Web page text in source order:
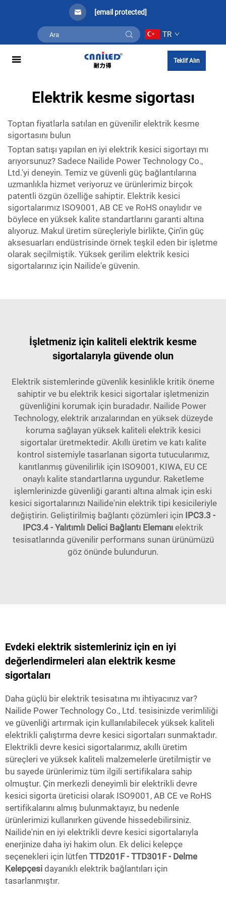
[email protected]
TR
Teklif Alın
Elektrik kesme sigortası
Toptan fiyatlarla satılan en güvenilir elektrik kesme
sigortasını bulun
Toptan satışı yapılan en iyi elektrik kesici sigortayı mı
arıyorsunuz? Sadece Nailide Power Technology Co.,
Ltd.'yi deneyin. Temiz ve güvenli güç bağlantılarına
uzmanlıkla hizmet veriyoruz ve ürünlerimiz birçok
patentli özgün özelliğe sahiptir. Elektrik kesici
sigortalarımız ISO9001, AB CE ve RoHS onaylıdır ve
böylece en yüksek kalite standartlarını garanti altına
alıyoruz. Makul üretim süreçleriyle birlikte, Çin'in güç
aksesuarları endüstrisinde örnek teşkil eden bir işletme
olarak seçilmiştik. Yüksek gerilim elektrik kesici
sigortalarınız için Nailide'e güvenin.
İşletmeniz için kaliteli elektrik kesme
sigortalarıyla güvende olun
Elektrik sistemlerinde güvenlik kesinlikle kritik öneme
sahiptir ve bu elektrik kesici sigortalar işletmenizin
güvenliğini korumak için buradadır. Nailide Power
Technology, elektrik arızalarından en yüksek düzeyde
koruma sağlayan yüksek kaliteli elektrik kesici
sigortalar üretmektedir. Akıllı üretim ve katı kalite
kontrol sistemiyle tasarlanan sigorta tutucularımız,
kanıtlanmış güvenilirlik için ISO9001, KIWA, EU CE
onaylı kalite standartlarına uygundur. Raketleme
işlemlerinizde güvenliği garanti altına almak için eski
kesici sigortalarınızı Nailide'nin elektrik tipi kesicileriyle
değiştirin. Geliştirilmiş bağlantı çözümleri için IPC3.3 -
IPC3.4 - Yalıtımlı Delici Bağlantı Elemanı elektrik
tesisatlarında güvenilir performans sunan ürünümüzü
göz önünde bulundurun.
Evdeki elektrik sistemleriniz için en iyi
değerlendirmeleri alan elektrik kesme
sigortaları
Daha güçlü bir elektrik tesisatına mı ihtiyacınız var?
Nailide Power Technology Co., Ltd. tesisinizde verimliliği
ve güvenliği artırmak için kullanılabilecek yüksek kaliteli
elektrikli çalıştırma devre kesici sigortaları sunmaktadır.
Elektrikli devre kesici sigortalarımız, akıllı üretim
süreçleri ve yüksek kaliteli malzemelerle üretilmiştir ve
bu sayede ürünlerimiz tüm ilgili sertifikalara sahip
olmuştur. Çin merkezli deneyimli bir elektrikli devre
kesici sigorta üreticisi olarak ISO9001, AB CE ve RoHS
sertifikalarını almış bulunmaktayız, bu nedenle
ürünlerimizi kullanırken güvende hissedebilirsiniz.
Nailide'nin en iyi elektrikli devre kesici sigortalarıyla
enerjinize daha iyi hakim olun. Ek delici kelepçe
seçenekleri için lütfen TTD201F - TTD301F - Delme
Kelepçesi dayanıklı elektrik bağlantıları için
tasarlanmıştır.